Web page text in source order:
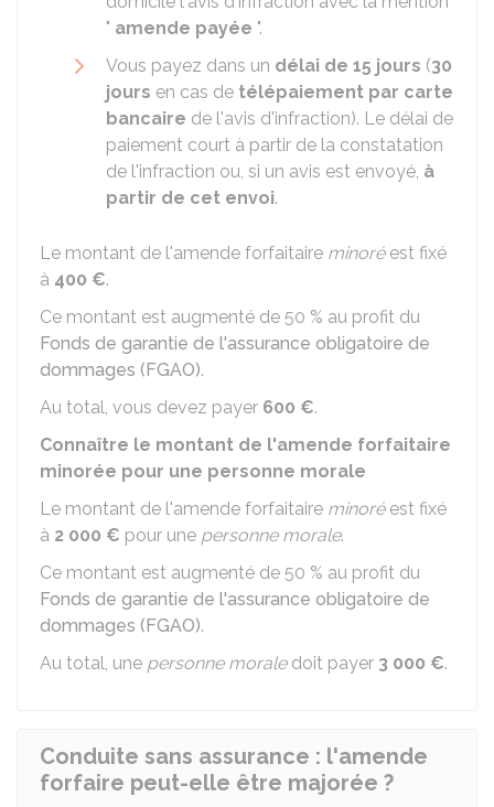
" amende payée ".
Vous payez dans un délai de 15 jours (30
jours en cas de télépaiement par carte
bancaire de l'avis d'infraction). Le délai de
paiement court à partir de la constatation
de l'infraction ou, si un avis est envoyé, à
partir de cet envoi.
Le montant de l'amende forfaitaire minoréest fixé
à 400 €.
Ce montant est augmenté de 50 % au profit du
Fonds de garantie de l'assurance obligatoire de
dommages (FGAO).
Au total, vous devez payer 600 €.
Connaître le montant de l'amende forfaitaire
minorée pour une personne morale
Le montant de l'amende forfaitaire minoréest fixé
à 2 000 € pour une personne morale.
Ce montant est augmenté de 50 % au profit du
Fonds de garantie de l'assurance obligatoire de
dommages (FGAO).
Au total, une personne moraledoit payer 3 000 €.
Conduite sans assurance : l'amende
forfaire peut-elle être majorée ?